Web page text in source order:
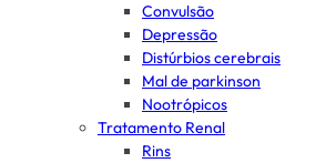
Convulsão
Depressão
Distúrbios cerebrais
Mal de parkinson
Nootrópicos
Tratamento Renal
Rins